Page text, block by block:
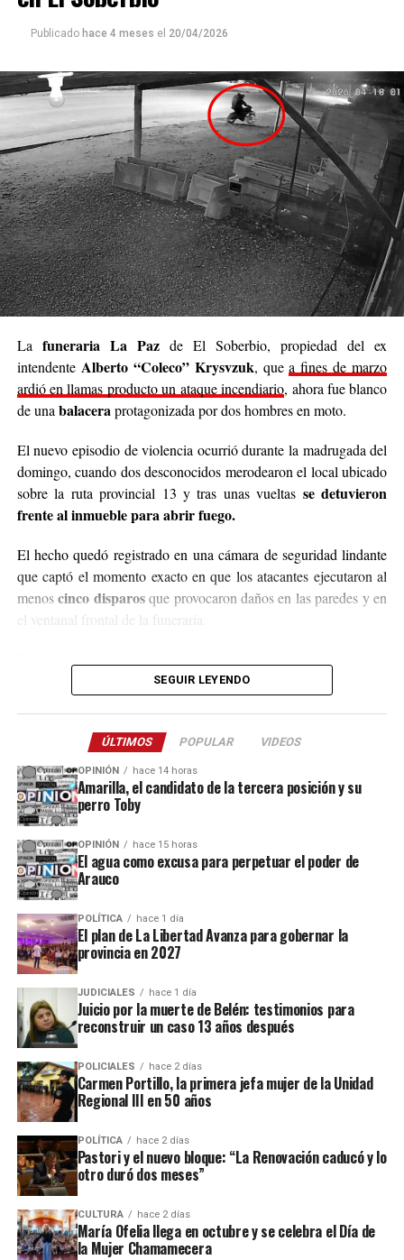
cada persona que colabore sienta que realmente está
siendo parte de algo genuino”.
Luego continuó: “Nuestro deseo es poder llegar a
cada rincón de Posadas
, acompañar, contener y
brindar un poco de alivio a quienes están pasando
momentos difíciles. No podemos cambiar el mundo
entero, pero sí podemos cambiar el día de alguien”.
Se trata de una iniciativa hecha a pulmón, con esfuerzo
propio y con el acompañamiento de cada persona que
decide sumar su granito de arena, ya sea concamperas,
buzos, sacos, frazadas, colchas, mantas, bufandas,
gorros, guantes y todo lo que pueda abrigar.
Cabe destacar que para mediados de mayo será la
entrega de donaciones y tienen planificado realizar ollas
populares de arroz con pollo, por lo que también
recibirán donaciones de alimentos no perecederos.
Para comunicarse con el organizador de la iniciativa,
podrán enviar mensajes, audios o realizar llamadas al
3764140551
o a través de Instagram
@agustin_pineiroo
Publicado hace 4 meses el 20/04/2026
La funeraria La Pazde El Soberbio, propiedad del ex
intendente Alberto “Coleco” Krysvzuk, quea fines de marzo
ardió en llamas producto un ataque incendiario, ahora fue blanco
de unabalaceraprotagonizada por dos hombres en moto.
El nuevo episodio de violencia ocurrió durante la madrugada del
domingo, cuando dos desconocidos merodearon el local ubicado
sobre la ruta provincial 13 y tras unas vueltas se detuvieron
frente al inmueble para abrir fuego.
El hecho quedó registrado en una cámara de seguridad lindante
que captó el momento exacto en que los atacantes ejecutaron al
menoscinco disparosque provocaron daños en las paredes y en
el ventanal frontal de la funeraria.
hacia el acceso a El Soberbio y en el lugar intervino el personal
Este ataque se suma a otros tantos episodios similares registrados
recientemente en contra de comercios o propiedades vinculadas a
Coleco, ex intendente de El Soberbio que en 2013 fue destituido
del cargo por acusaciones de
asociación ilícita.
En el listado de hechos recientes figuran un incendio de cabañas
en el complejoTío Colecoa fines de la semana pasada y otro
ataque similar a la funeraria ahora baleada en a fines de marzo.
Todos los episodios son investigados por el personal de la
comisaría local, aunque hasta el momento no se conocieron
mayores novedades.
SEGUIR LEYENDO
ÚLTIMOS POPULAR VIDEOS
OPINIÓN hace 14 horas
Amarilla, el candidato de la tercera posición y su
perro Toby
OPINIÓN hace 15 horas
El agua como excusa para perpetuar el poder de
Arauco
POLÍTICA hace 1 día
El plan de La Libertad Avanza para gobernar la
provincia en 2027
JUDICIALES hace 1 día
Juicio por la muerte de Belén: testimonios para
reconstruir un caso 13 años después
POLICIALES hace 2 días
Carmen Portillo, la primera jefa mujer de la Unidad
Regional III en 50 años
POLÍTICA hace 2 días
Pastori y el nuevo bloque: “La Renovación caducó y lo
otro duró dos meses”
CULTURA hace 2 días
María Ofelia llega en octubre y se celebra el Día de
la Mujer Chamamecera